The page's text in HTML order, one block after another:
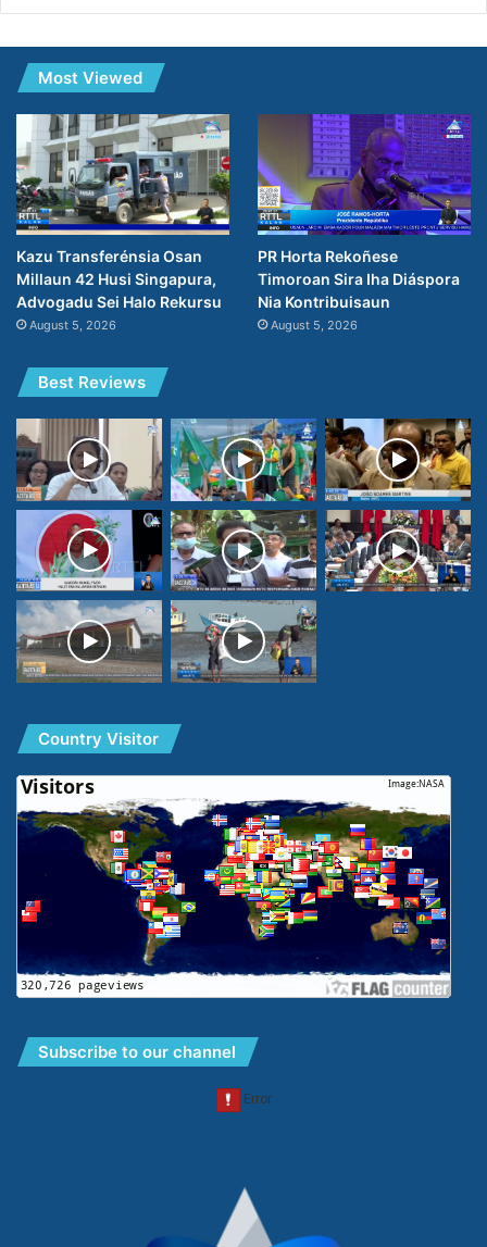
Most Viewed
Kazu Transferénsia Osan
Millaun 42 Husi Singapura,
Advogadu Sei Halo Rekursu
August 5, 2026
PR Horta Rekoñese
Timoroan Sira Iha Diáspora
Nia Kontribuisaun
August 5, 2026
Best Reviews
Country Visitor
Subscribe to our channel